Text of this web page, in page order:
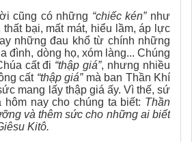
cũng có những “chiếc kén”như
bại, mất mát, hiểu lầm, áp lực
những đau khổ từ chính những
đình, dòng họ, xóm làng... Chúng
cất đi “thập giá”, nhưng nhiều
cất “thập giá”mà ban Thần Khí
mang lấy thập giá ấy. Vì thế, sứ
nay cho chúng ta biết: Thần
và thêm sức cho những ai biết
Kitô.